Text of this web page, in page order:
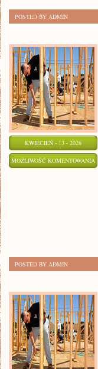
POSTED BY ADMIN
KWIECIEŃ - 13 - 2026
MOŻLIWOŚĆ KOMENTOWANIA
POSTED BY ADMIN